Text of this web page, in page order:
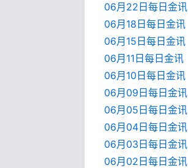
06月22日每日金讯
06月18日每日金讯
06月15日每日金讯
06月11日每日金讯
06月10日每日金讯
06月09日每日金讯
06月05日每日金讯
06月04日每日金讯
06月03日每日金讯
06月02日每日金讯